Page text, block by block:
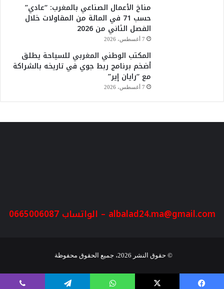
مناخ الأعمال الصناعي بالمغرب: “عادي”
حسب 71 في المائة من المقاولات خلال
الفصل الثاني من 2026
7 أغسطس، 2026
المكتب الوطني المغربي للسياحة يطلق
أضخم برنامج ربط جوي في تاريخه بالشراكة
مع “رايان إير”
7 أغسطس، 2026
albalad24.ma@gmail.com – الواتساب 0665006087
© حقوق النشر 2026، جميع الحقوق محفوظة